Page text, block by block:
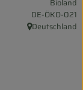
Bioland
, Kontrollstelle:
DE-ÖKO-021
, Herkunft:
Deutschland